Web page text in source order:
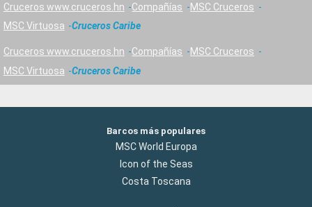
Cruceros www.cruceros.hn Compañías
MSC Cruceros
MSC Virtuosa
Cruceros Caribe
Cruceros www.cruceros.hn Compañías
MSC Cruceros
MSC Virtuosa
Cruceros Caribe
Barcos más populares
MSC World Europa
Icon of the Seas
Costa Toscana